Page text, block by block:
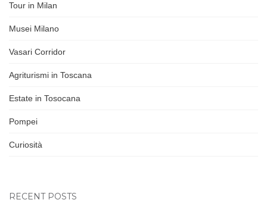
Tour in Milan
Musei Milano
Vasari Corridor
Agriturismi in Toscana
Estate in Tosocana
Pompei
Curiosità
RECENT POSTS